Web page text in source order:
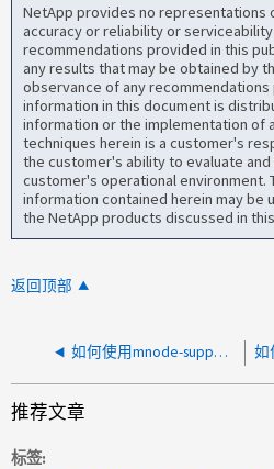
NetApp provides no representations
accuracy or reliability or
recommendations provided in this
any results that may be obtained by
observance of any recommendations
information in this document is
information or the implementation of
techniques herein is a customer's
the customer's ability to evaluate
customer's operational environment.
information contained herein may be
the NetApp products discussed in
返回顶部
如何使用mnode-support-util删除单个资产
推荐文章
标签